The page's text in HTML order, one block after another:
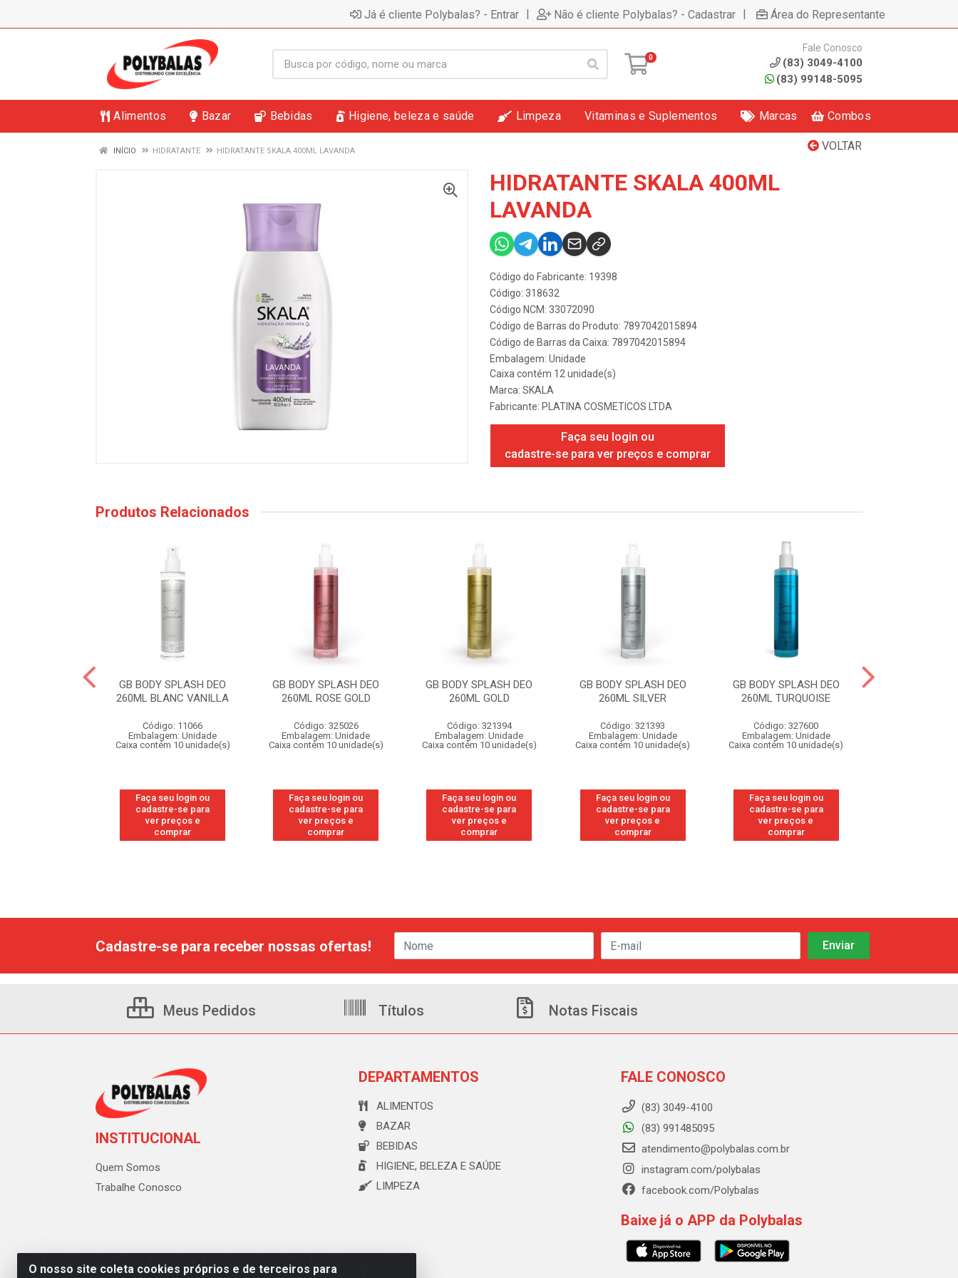
Já é cliente Polybalas? - Entrar | Não é cliente Polybalas? - Cadastrar | Área do Representante
0
Fale Conosco
(83) 3049-4100
(83) 99148-5095
Alimentos Bazar Bebidas Higiene, beleza e saúde Limpeza Vitaminas e Suplementos Marcas Combos
VOLTAR
INÍCIO HIDRATANTE HIDRATANTE SKALA 400ML LAVANDA
HIDRATANTE SKALA 400ML
LAVANDA
Código do Fabricante: 19398
Código: 318632
Código NCM: 33072090
Código de Barras do Produto: 7897042015894
Código de Barras da Caixa: 7897042015894
Embalagem: Unidade
Caixa contém 12 unidade(s)
Marca: SKALA
Fabricante: PLATINA COSMETICOS LTDA
Faça seu login ou
cadastre-se para ver preços e comprar
Produtos Relacionados
GB BODY SPLASH DEO
260ML BLANC VANILLA
Código: 11066
Embalagem: Unidade
Caixa contém 10 unidade(s)
Faça seu login ou
cadastre-se para
ver preços e
comprar
GB BODY SPLASH DEO
260ML ROSE GOLD
Código: 325026
Embalagem: Unidade
Caixa contém 10 unidade(s)
Faça seu login ou
cadastre-se para
ver preços e
comprar
GB BODY SPLASH DEO
260ML GOLD
Código: 321394
Embalagem: Unidade
Caixa contém 10 unidade(s)
Faça seu login ou
cadastre-se para
ver preços e
comprar
GB BODY SPLASH DEO
260ML SILVER
Código: 321393
Embalagem: Unidade
Caixa contém 10 unidade(s)
Faça seu login ou
cadastre-se para
ver preços e
comprar
GB BODY SPLASH DEO
260ML TURQUOISE
Código: 327600
Embalagem: Unidade
Caixa contém 10 unidade(s)
Faça seu login ou
cadastre-se para
ver preços e
comprar
O nosso site coleta cookies próprios e de terceiros para
Cadastre-se para receber nossas ofertas!
Meus Pedidos Títulos Notas Fiscais
INSTITUCIONAL
Quem Somos
Trabalhe Conosco
DEPARTAMENTOS
ALIMENTOS
BAZAR
BEBIDAS
HIGIENE, BELEZA E SAÚDE
LIMPEZA
FALE CONOSCO
(83) 3049-4100
(83) 991485095
atendimento@polybalas.com.br
instagram.com/polybalas
facebook.com/Polybalas
Baixe já o APP da Polybalas